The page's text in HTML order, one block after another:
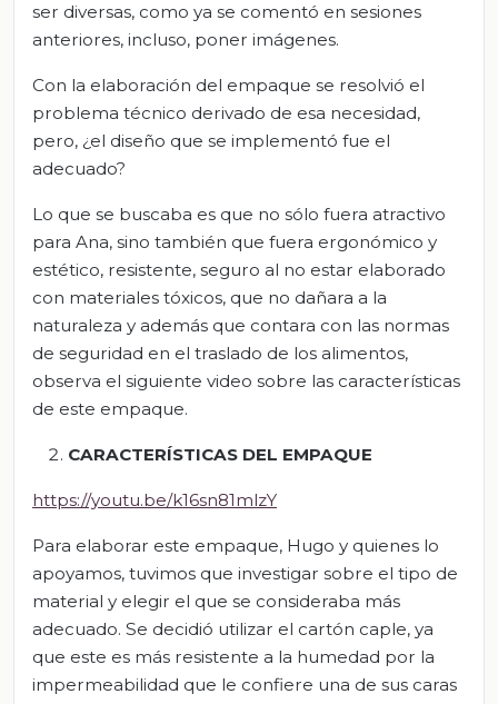
ser diversas, como ya se comentó en sesiones
anteriores, incluso, poner imágenes.
Con la elaboración del empaque se resolvió el
problema técnico derivado de esa necesidad,
pero, ¿el diseño que se implementó fue el
adecuado?
Lo que se buscaba es que no sólo fuera atractivo
para Ana, sino también que fuera ergonómico y
estético, resistente, seguro al no estar elaborado
con materiales tóxicos, que no dañara a la
naturaleza y además que contara con las normas
de seguridad en el traslado de los alimentos,
observa el siguiente video sobre las características
de este empaque.
CARACTERÍSTICAS DEL EMPAQUE
https://youtu.be/k16sn81mlzY
Para elaborar este empaque, Hugo y quienes lo
apoyamos, tuvimos que investigar sobre el tipo de
material y elegir el que se consideraba más
adecuado. Se decidió utilizar el cartón caple, ya
que este es más resistente a la humedad por la
impermeabilidad que le confiere una de sus caras